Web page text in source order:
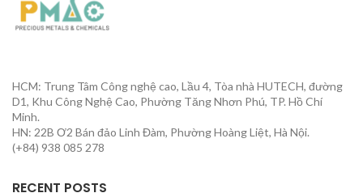
HCM: Trung Tâm Công nghệ cao, Lầu 4, Tòa nhà HUTECH, đường
D1, Khu Công Nghệ Cao, Phường Tăng Nhơn Phú, TP. Hồ Chí
Minh.
HN: 22B Ơ2 Bán đảo Linh Đàm, Phường Hoàng Liệt, Hà Nội.
(+84) 938 085 278
RECENT POSTS